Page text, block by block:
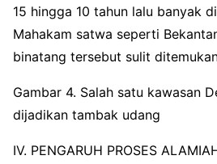
15 hingga 10 tahun lalu banyak
Mahakam satwa seperti
binatang tersebut sulit
Gambar 4. Salah satu kawasan
dijadikan tambak udang
IV. PENGARUH PROSES